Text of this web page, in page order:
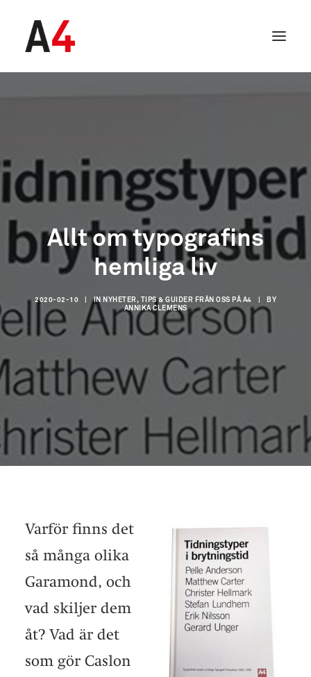
SEARCH
Allt om typografins
hemliga liv
2020-02-10 IN NYHETER, TIPS & GUIDER FRÅN OSS PÅ A4
BY
ANNIKA CLEMENS
Varför finns det
så många olika
Garamond, och
vad skiljer dem
åt? Vad är det
som gör Caslon